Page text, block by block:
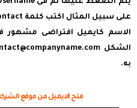
الاسم كايميل افتراضى مشهور
الشكل
به.
فتح الايميل من موقع